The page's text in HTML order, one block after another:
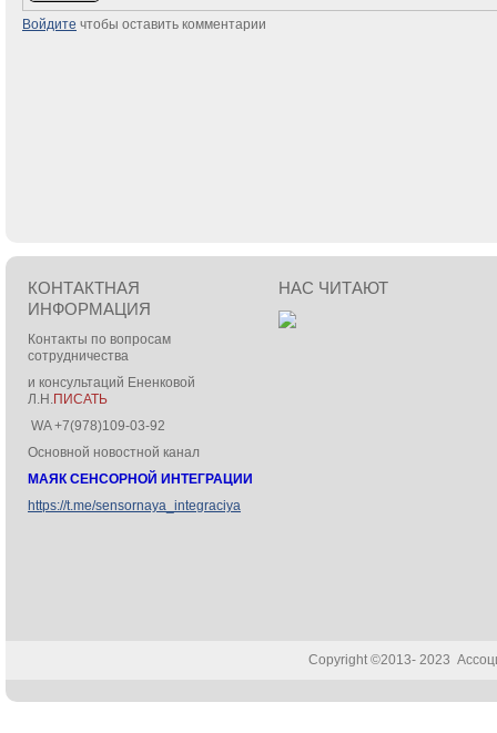
Войдите чтобы оставить комментарии
КОНТАКТНАЯ
ИНФОРМАЦИЯ
Контакты по вопросам
сотрудничества
и консультаций Ененковой
Л.Н.ПИСАТЬ
WA +7(978)109-03-92
Основной новостной канал
МАЯК СЕНСОРНОЙ ИНТЕГРАЦИИ
https://t.me/sensornaya_integraciya
НАС ЧИТАЮТ
Copyright ©2013- 2023